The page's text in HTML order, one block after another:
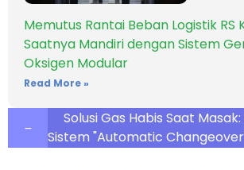
Memutus Rantai Beban Logistik RS
Saatnya Mandiri dengan Sistem
Oksigen Modular
Read More »
Solusi Gas Habis Saat
Sistem "Automatic